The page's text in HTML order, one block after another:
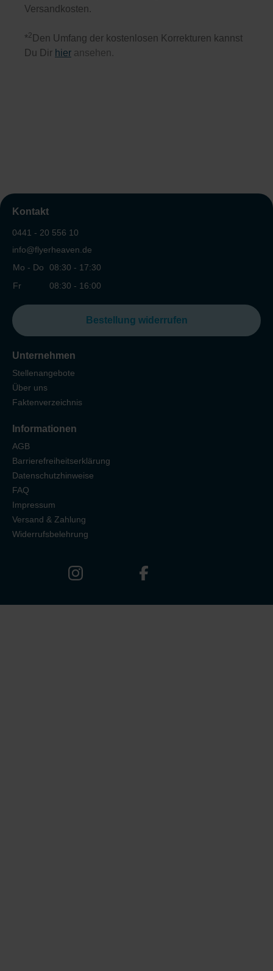
Versandkosten.
*2 Den Umfang der kostenlosen Korrekturen kannst
Du Dir hier ansehen.
Kontakt
0441 - 20 556 10
info@flyerheaven.de
Mo - Do
08:30 - 17:30
Fr
08:30 - 16:00
Bestellung widerrufen
Unternehmen
Stellenangebote
Über uns
Faktenverzeichnis
Informationen
AGB
Barrierefreiheitserklärung
Datenschutzhinweise
FAQ
Impressum
Versand & Zahlung
Widerrufsbelehrung